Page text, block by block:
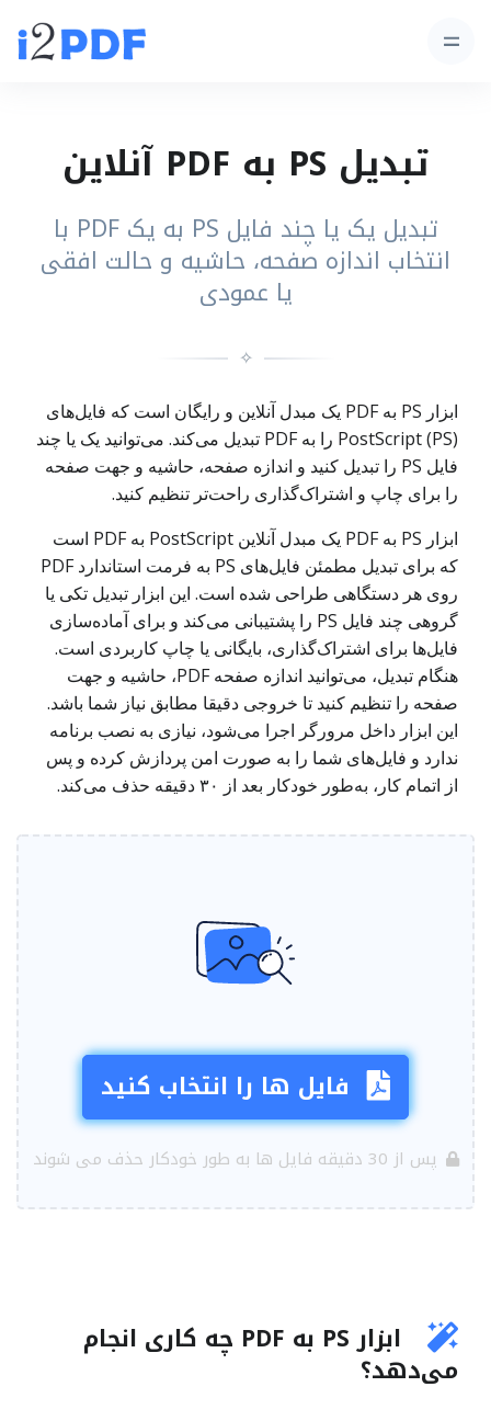
تبدیل PS به PDF آنلاین
تبدیل یک یا چند فایل PS به یک PDF با
انتخاب اندازه صفحه، حاشیه و حالت افقی
یا عمودی
✧
ابزار PS به PDF یک مبدل آنلاین و رایگان است که فایل‌های
PostScript (PS) را به PDF تبدیل می‌کند. می‌توانید یک یا چند
فایل PS را تبدیل کنید و اندازه صفحه، حاشیه و جهت صفحه
را برای چاپ و اشتراک‌گذاری راحت‌تر تنظیم کنید.
ابزار PS به PDF یک مبدل آنلاین PostScript به PDF است
که برای تبدیل مطمئن فایل‌های PS به فرمت استاندارد PDF
روی هر دستگاهی طراحی شده است. این ابزار تبدیل تکی یا
گروهی چند فایل PS را پشتیبانی می‌کند و برای آماده‌سازی
فایل‌ها برای اشتراک‌گذاری، بایگانی یا چاپ کاربردی است.
هنگام تبدیل، می‌توانید اندازه صفحه PDF، حاشیه و جهت
صفحه را تنظیم کنید تا خروجی دقیقا مطابق نیاز شما باشد.
این ابزار داخل مرورگر اجرا می‌شود، نیازی به نصب برنامه
ندارد و فایل‌های شما را به صورت امن پردازش کرده و پس
از اتمام کار، به‌طور خودکار بعد از ۳۰ دقیقه حذف می‌کند.
فایل ها را انتخاب کنید
پس از 30 دقیقه فایل ها به طور خودکار حذف می شوند
ابزار PS به PDF چه کاری انجام
می‌دهد؟